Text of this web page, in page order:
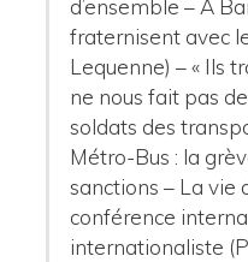
d’ensemble – A
fraternisent avec
Lequenne) – « Ils
ne nous fait pas
soldats des
Métro-Bus : la
sanctions – La vie
conférence
internationaliste